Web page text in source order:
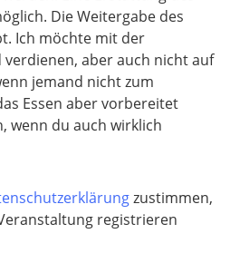
Die Weitergabe des
Ich möchte mit der
aber auch nicht auf
jemand nicht zum
Essen aber vorbereitet
wenn du auch wirklich
zustimmen,
registrieren